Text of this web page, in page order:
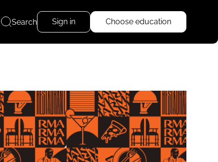
Search Sign in Choose education